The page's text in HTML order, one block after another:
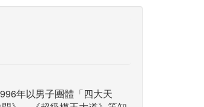
年以男子團體「四大天